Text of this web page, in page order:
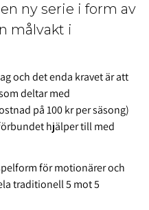
ny serie i form av
målvakt i
och det enda kravet är att
deltar med
på 100 kr per säsong)
hjälper till med
för motionärer och
traditionell 5 mot 5